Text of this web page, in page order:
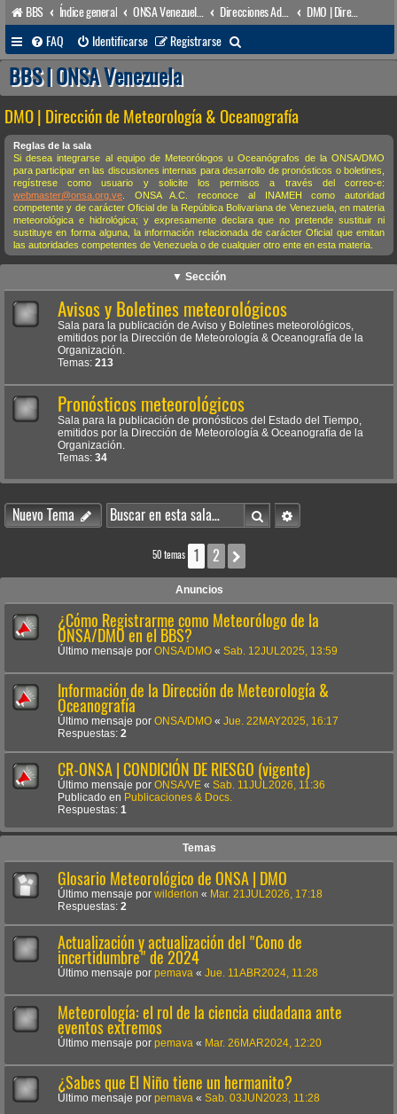
BBS Índice general Direcciones Administrativas
DMO | Dirección de Meteorología & Oceanografía
FAQ
Identificarse Registrarse
u
c
a
r
BBS | ONSA Venezuela
DMO | Dirección de Meteorología & Oceanografía
Reglas de la sala
Si desea integrarse al equipo de Meteorólogos u Oceanógrafos de la ONSA/DMO
para participar en las discusiones internas para desarrollo de pronósticos o boletines,
regístrese como usuario y solicite los permisos a través del correo-e:
webmaster@onsa.org.ve . ONSA A.C. reconoce al INAMEH como autoridad
competente y de carácter Oficial de la República Bolivariana de Venezuela, en materia
meteorológica e hidrológica; y expresamente declara que no pretende sustituir ni
sustituye en forma alguna, la información relacionada de carácter Oficial que emitan
las autoridades competentes de Venezuela o de cualquier otro ente en esta materia.
▼ Sección
Avisos y Boletines meteorológicos
Sala para la publicación de Aviso y Boletines meteorológicos,
emitidos por la Dirección de Meteorología & Oceanografía de la
Organización.
Temas: 213
Pronósticos meteorológicos
Sala para la publicación de pronósticos del Estado del Tiempo,
emitidos por la Dirección de Meteorología & Oceanografía de la
Organización.
Temas: 34
Nuevo Tema BuscarBúsqueda avanzada
50 temas 1 2
Anuncios
¿Cómo Registrarme como Meteorólogo de la
ONSA/DMO en el BBS?
Último mensaje por ONSA/DMO « Sab. 12JUL2025, 13:59
Información de la Dirección de Meteorología &
Oceanografía
Último mensaje por ONSA/DMO « Jue. 22MAY2025, 16:17
Respuestas: 2
CR-ONSA | CONDICIÓN DE RIESGO (vigente)
Último mensaje por ONSA/VE « Sab. 11JUL2026, 11:36
Publicado en Publicaciones & Docs.
Respuestas: 1
Temas
Glosario Meteorológico de ONSA | DMO
Último mensaje por wilderlon « Mar. 21JUL2026, 17:18
Respuestas: 2
Actualización y actualización del "Cono de
incertidumbre" de 2024
Último mensaje por pemava « Jue. 11ABR2024, 11:28
Meteorología: el rol de la ciencia ciudadana ante
eventos extremos
Último mensaje por pemava « Mar. 26MAR2024, 12:20
¿Sabes que El Niño tiene un hermanito?
Último mensaje por pemava « Sab. 03JUN2023, 11:28